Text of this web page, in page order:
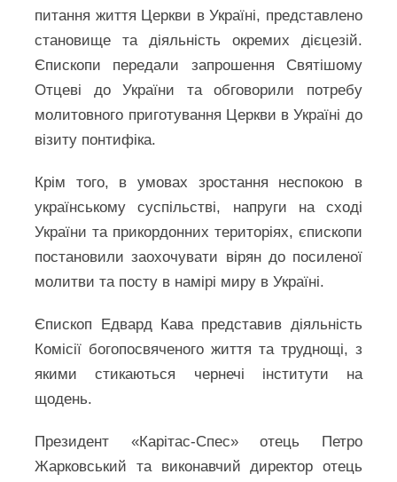
питання життя Церкви в Україні, представлено
становище та діяльність окремих дієцезій.
Єпископи передали запрошення Святішому
Отцеві до України та обговорили потребу
молитовного приготування Церкви в Україні до
візиту понтифіка.
Крім того, в умовах зростання неспокою в
українському суспільстві, напруги на сході
України та прикордонних територіях, єпископи
постановили заохочувати вірян до посиленої
молитви та посту в намірі миру в Україні.
Єпископ Едвард Кава представив діяльність
Комісії богопосвяченого життя та труднощі, з
якими стикаються чернечі інститути на
щодень.
Президент «Карітас-Спес» отець Петро
Жарковський та виконавчий директор отець